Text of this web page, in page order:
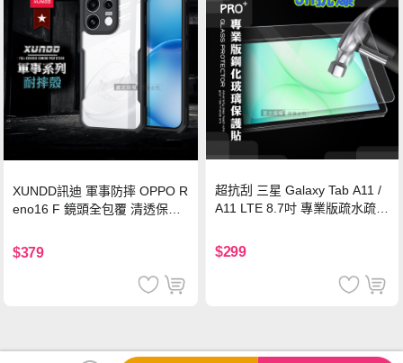
XUNDD訊迪 軍事防摔 OPPO R
eno16 F 鏡頭全包覆 清透保護
$379
超抗刮 三星 Galaxy Tab A11 /
A11 LTE 8.7吋 專業版疏水疏油
$299